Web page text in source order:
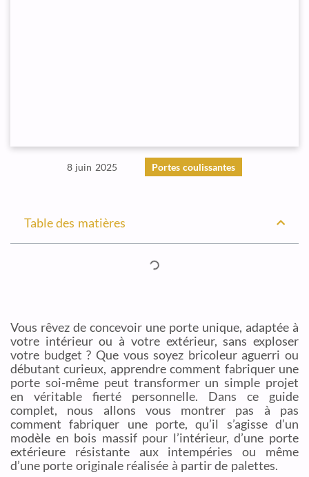
8 juin 2025 Portes coulissantes
Table des matières
Vous rêvez de concevoir une porte unique, adaptée à
votre intérieur ou à votre extérieur, sans exploser
votre budget ? Que vous soyez bricoleur aguerri ou
débutant curieux, apprendre comment fabriquer une
porte soi-même peut transformer un simple projet
en véritable fierté personnelle. Dans ce guide
complet, nous allons vous montrer pas à pas
comment fabriquer une porte, qu’il s’agisse d’un
modèle en bois massif pour l’intérieur, d’une porte
extérieure résistante aux intempéries ou même
d’une porte originale réalisée à partir de palettes.